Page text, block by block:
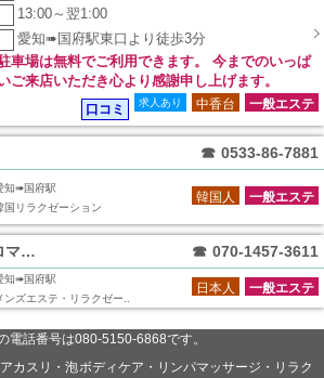
リラクゼーション・メンズエステ
13:00～翌1:00
愛知➠国府駅東口より徒歩3分
車場は無料でご利用できます。 今までのいっぱ
ご来店いただき心より感謝申し上げます。
一般エステ
中香台
求人あり
口コミ
☎ 0533-86-7881
知➠国府駅
国リラクゼーション
一般エステ
韓国人
Aroma Paradise～アロマパラ ☎ 070-1457-3611
知➠国府駅
ンズエステ・リラクゼー..
一般エステ
日本人
電話番号は080-5150-6868です。
カスリ・泡ボディケア・リンパマッサージ・リラク